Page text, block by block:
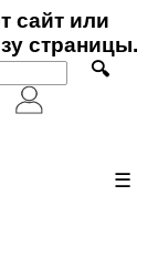
сайт или
страницы.
🔍
☰